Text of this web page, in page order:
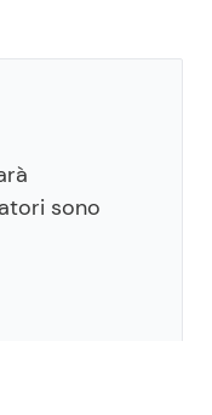
sono